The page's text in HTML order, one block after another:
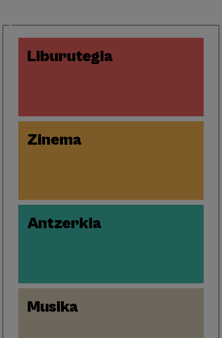
Liburutegia
Zinema
Antzerkia
Musika